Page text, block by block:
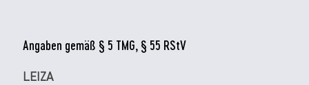
Angaben gemäß § 5 TMG, § 55 RStV
LEIZA